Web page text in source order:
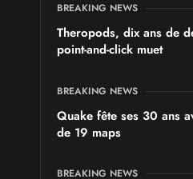
BREAKING NEWS
Theropods, dix ans de
point-and-click muet
BREAKING NEWS
Quake fête ses 30 ans
de 19 maps
BREAKING NEWS